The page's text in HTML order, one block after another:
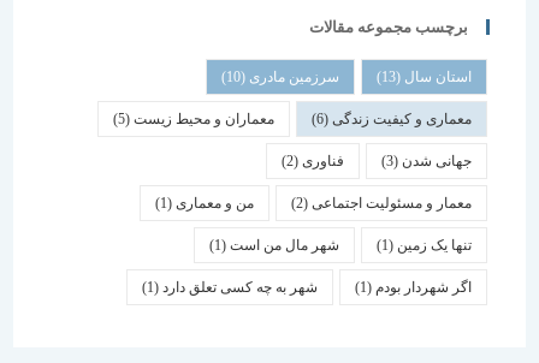
برچسب مجموعه مقالات
استان سال(13) سرزمین مادری(10)
معماری و کیفیت زندگی(6) معماران و محیط زیست(5)
جهانی شدن(3) فناوری (2)
معمار و مسئولیت اجتماعی (2) من و معماری (1)
تنها یک زمین(1) شهر مال من است(1)
اگر شهردار بودم (1) شهر به چه کسی تعلق دارد(1)